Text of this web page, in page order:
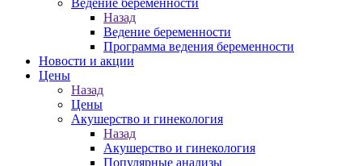
Ведение беременности
Назад
Ведение беременности
Программа ведения беременности
Новости и акции
Цены
Назад
Цены
Акушерство и гинекология
Назад
Акушерство и гинекология
Популярные анализы